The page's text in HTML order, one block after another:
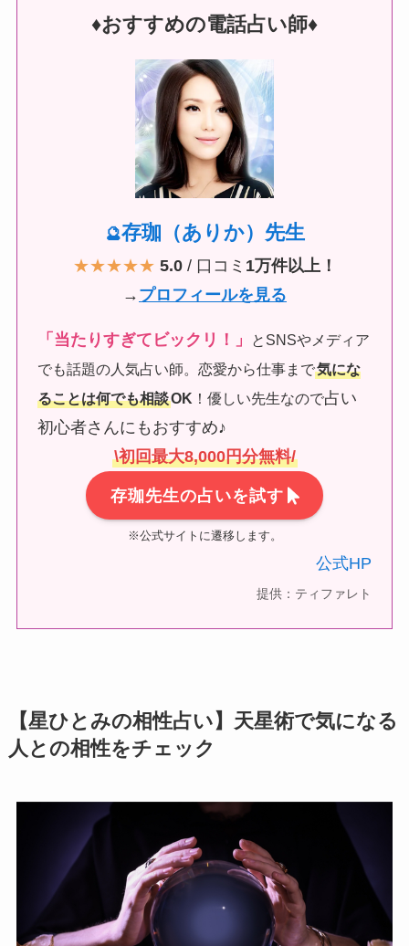
♦︎おすすめの電話占い師♦︎
🔮存珈（ありか）先生
★★★★★ 5.0/ 口コミ 1万件以上！
→ プロフィールを見る
「当たりすぎてビックリ！」
とSNSやメディア
でも話題の人気占い師。恋愛から仕事まで気にな
ることは何でも相談OK ！優しい先生なので占い
初心者さんにもおすすめ♪
\初回最大8,000円分無料/
存珈先生の占いを試す
※公式サイトに遷移します。
公式HP
提供：ティファレト
【星ひとみの相性占い】天星術で気になる
人との相性をチェック